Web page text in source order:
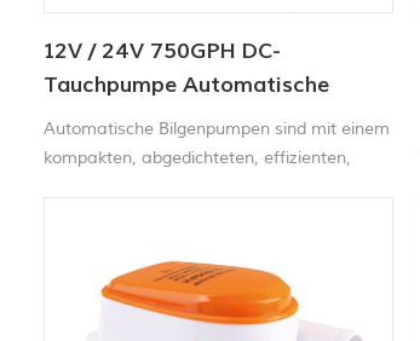
12V / 24V 750GPH DC-
Tauchpumpe Automatische
Bilgenpumpe
Automatische Bilgenpumpen sind mit einem
kompakten, abgedichteten, effizienten,
Kunststoffgehäuse ausgestattet.